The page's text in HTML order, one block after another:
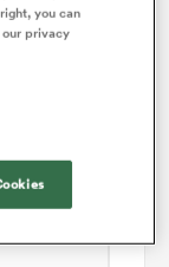
points
you can
privacy